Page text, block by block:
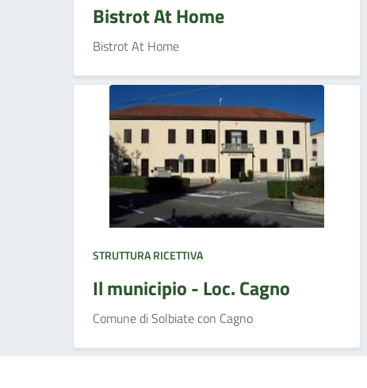
Bistrot At Home
Bistrot At Home
STRUTTURA RICETTIVA
Il municipio - Loc. Cagno
Comune di Solbiate con Cagno